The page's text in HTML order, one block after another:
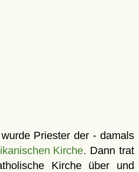
Priester der - damals
Kirche. Dann trat
Kirche über und